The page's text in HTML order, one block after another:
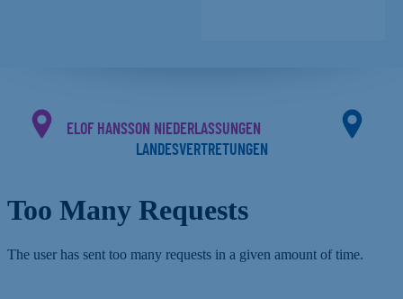
ELOF HANSSON NIEDERLASSUNGEN
LANDESVERTRETUNGEN